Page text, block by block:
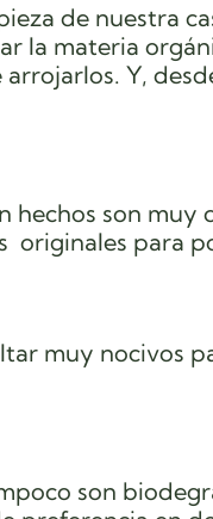
de nuestra
la materia
Y,
son muy
originales para
muy nocivos
son